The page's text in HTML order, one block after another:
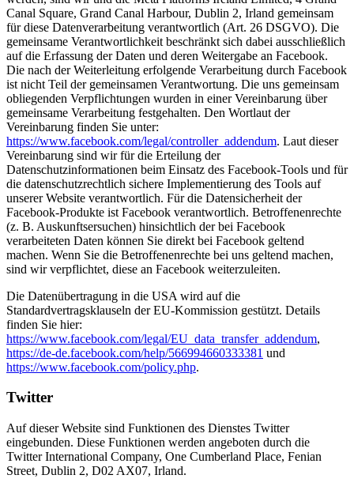
Canal Square, Grand Canal Harbour, Dublin 2, Irland gemeinsam
für diese Datenverarbeitung verantwortlich (Art. 26 DSGVO). Die
gemeinsame Verantwortlichkeit beschränkt sich dabei ausschließlich
auf die Erfassung der Daten und deren Weitergabe an Facebook.
Die nach der Weiterleitung erfolgende Verarbeitung durch Facebook
ist nicht Teil der gemeinsamen Verantwortung. Die uns gemeinsam
obliegenden Verpflichtungen wurden in einer Vereinbarung über
gemeinsame Verarbeitung festgehalten. Den Wortlaut der
Vereinbarung finden Sie unter:
https://www.facebook.com/legal/controller_addendum. Laut dieser
Vereinbarung sind wir für die Erteilung der
Datenschutzinformationen beim Einsatz des Facebook-Tools und für
die datenschutzrechtlich sichere Implementierung des Tools auf
unserer Website verantwortlich. Für die Datensicherheit der
Facebook-Produkte ist Facebook verantwortlich. Betroffenenrechte
(z. B. Auskunftsersuchen) hinsichtlich der bei Facebook
verarbeiteten Daten können Sie direkt bei Facebook geltend
machen. Wenn Sie die Betroffenenrechte bei uns geltend machen,
sind wir verpflichtet, diese an Facebook weiterzuleiten.
Die Datenübertragung in die USA wird auf die
Standardvertragsklauseln der EU-Kommission gestützt. Details
finden Sie hier:
https://www.facebook.com/legal/EU_data_transfer_addendum,
https://de-de.facebook.com/help/566994660333381 und
https://www.facebook.com/policy.php.
Twitter
Auf dieser Website sind Funktionen des Dienstes Twitter
eingebunden. Diese Funktionen werden angeboten durch die
Twitter International Company, One Cumberland Place, Fenian
Street, Dublin 2, D02 AX07, Irland.